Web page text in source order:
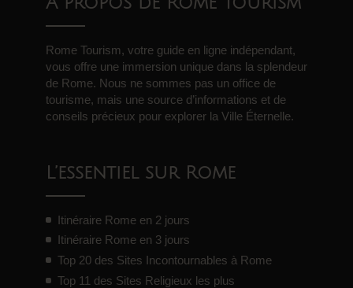
Rome Tourism, votre guide en ligne indépendant,
vous offre une immersion unique dans la splendeur
de Rome. Nous ne sommes pas un office de
tourisme, mais une source d’informations et de
conseils précieux pour explorer la Ville Éternelle.
L’essentiel sur Rome
Itinéraire Rome en 2 jours
Itinéraire Rome en 3 jours
Top 20 des Sites Incontournables à Rome
Top 11 des Sites Religieux les plus